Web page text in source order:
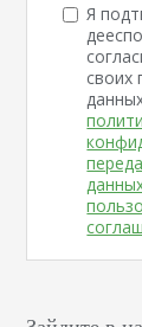
Я
своих